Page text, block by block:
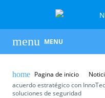
MENU
Pagina de inicio
acuerdo estratégico con
soluciones de seguridad